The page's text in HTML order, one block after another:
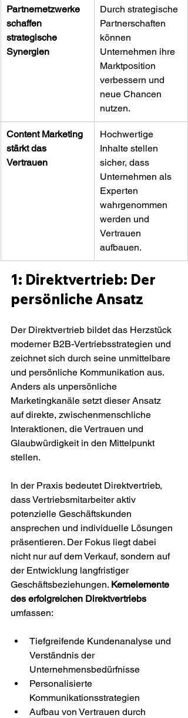
Partnernetzwerke
schaffen
strategische
Synergien
Durch strategische
Partnerschaften
können
Unternehmen ihre
Marktposition
verbessern und
neue Chancen
nutzen.
Content Marketing
stärkt das
Vertrauen
Hochwertige
Inhalte stellen
sicher, dass
Unternehmen als
Experten
wahrgenommen
werden und
Vertrauen
aufbauen.
1: Direktvertrieb: Der
persönliche Ansatz
Der Direktvertrieb bildet das Herzstück
moderner B2B-Vertriebsstrategien und
zeichnet sich durch seine unmittelbare
und persönliche Kommunikation aus.
Anders als unpersönliche
Marketingkanäle setzt dieser Ansatz
auf direkte, zwischenmenschliche
Interaktionen, die Vertrauen und
Glaubwürdigkeit in den Mittelpunkt
stellen.
In der Praxis bedeutet Direktvertrieb,
dass Vertriebsmitarbeiter aktiv
potenzielle Geschäftskunden
ansprechen und individuelle Lösungen
präsentieren. Der Fokus liegt dabei
nicht nur auf dem Verkauf, sondern auf
der Entwicklung langfristiger
Geschäftsbeziehungen. Kernelemente
des erfolgreichen Direktvertriebs
umfassen:
Tiefgreifende Kundenanalyse und
Verständnis der
Unternehmensbedürfnisse
Personalisierte
Kommunikationsstrategien
Aufbau von Vertrauen durch